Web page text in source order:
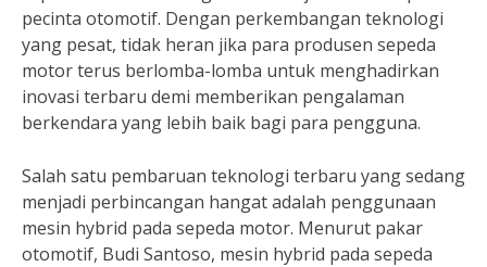
pecinta otomotif. Dengan perkembangan teknologi
yang pesat, tidak heran jika para produsen sepeda
motor terus berlomba-lomba untuk menghadirkan
inovasi terbaru demi memberikan pengalaman
berkendara yang lebih baik bagi para pengguna.
Salah satu pembaruan teknologi terbaru yang sedang
menjadi perbincangan hangat adalah penggunaan
mesin hybrid pada sepeda motor. Menurut pakar
otomotif, Budi Santoso, mesin hybrid pada sepeda